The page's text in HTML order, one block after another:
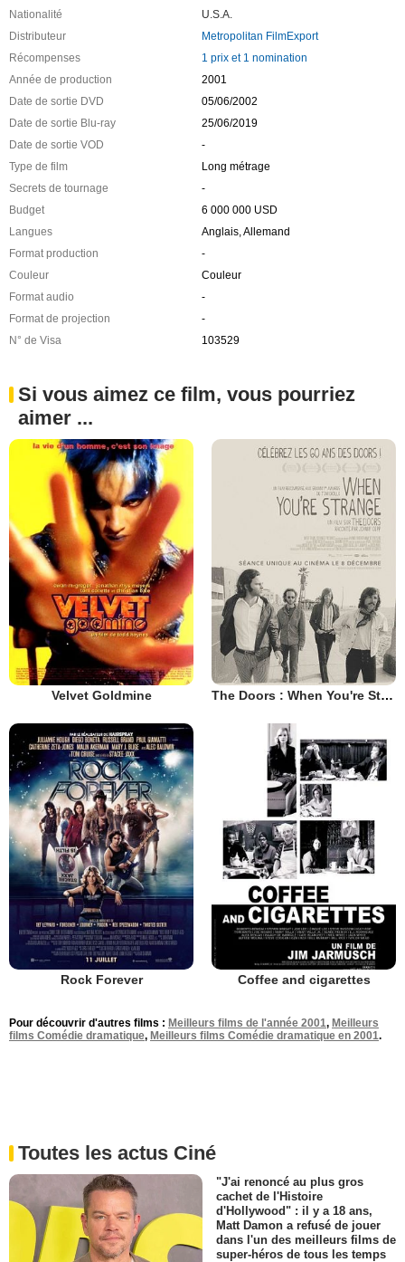
Nationalité
U.S.A.
Distributeur
Metropolitan FilmExport
Récompenses
1 prix et 1 nomination
Année de production
2001
Date de sortie DVD
05/06/2002
Date de sortie Blu-ray
25/06/2019
Date de sortie VOD
-
Type de film
Long métrage
Secrets de tournage
-
Budget
6 000 000 USD
Langues
Anglais, Allemand
Format production
-
Couleur
Couleur
Format audio
-
Format de projection
-
N° de Visa
103529
Si vous aimez ce film, vous pourriez
aimer ...
Velvet Goldmine The Doors : When You're Strange
Rock Forever Coffee and cigarettes
Pour découvrir d'autres films : Meilleurs films de l'année 2001, Meilleurs
films Comédie dramatique, Meilleurs films Comédie dramatique en 2001.
Toutes les actus Ciné
"J'ai renoncé au plus gros
cachet de l'Histoire
d'Hollywood" : il y a 18 ans,
Matt Damon a refusé de jouer
dans l'un des meilleurs films de
super-héros de tous les temps